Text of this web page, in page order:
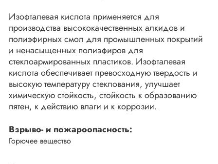
Изофталевая кислота применяется для
производства высококачественных алкидов и
полиэфирных смол для промышленных покрытий
и ненасыщенных полиэфиров для
стеклоармированных пластиков. Изофталевая
кислота обеспечивает превосходную твердость и
высокую температуру стеклования, улучшает
химическую стойкость, стойкость к образованию
пятен, к действию влаги и к коррозии.
Взрыво- и пожароопасность:
Горючее вещество